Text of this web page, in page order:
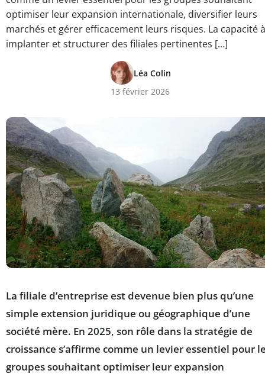
optimiser leur expansion internationale, diversifier leurs
marchés et gérer efficacement leurs risques. La capacité à
implanter et structurer des filiales pertinentes […]
Léa Colin
13 février 2026
La filiale d’entreprise est devenue bien plus qu’une
simple extension juridique ou géographique d’une
société mère. En 2025, son rôle dans la stratégie de
croissance s’affirme comme un levier essentiel pour
groupes souhaitant optimiser leur expansion